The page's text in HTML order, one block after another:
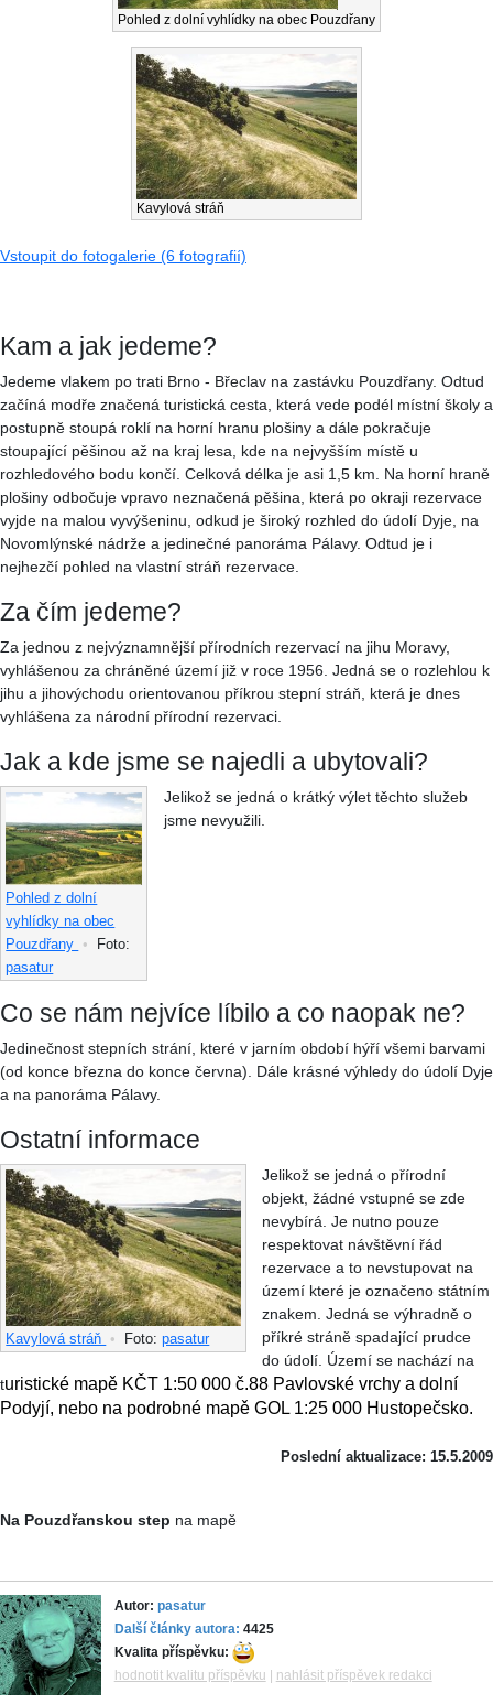
Pohled z dolní vyhlídky na obec Pouzdřany
Kavylová stráň
Vstoupit do fotogalerie (6 fotografií)
Kam a jak jedeme?
Jedeme vlakem po trati Brno - Břeclav na zastávku Pouzdřany. Odtud
začíná modře značená turistická cesta, která vede podél místní školy a
postupně stoupá roklí na horní hranu plošiny a dále pokračuje
stoupající pěšinou až na kraj lesa, kde na nejvyšším místě u
rozhledového bodu končí. Celková délka je asi 1,5 km. Na horní hraně
plošiny odbočuje vpravo neznačená pěšina, která po okraji rezervace
vyjde na malou vyvýšeninu, odkud je široký rozhled do údolí Dyje, na
Novomlýnské nádrže a jedinečné panoráma Pálavy. Odtud je i
nejhezčí pohled na vlastní stráň rezervace.
Za čím jedeme?
Za jednou z nejvýznamnější přírodních rezervací na jihu Moravy,
vyhlášenou za chráněné území již v roce 1956. Jedná se o rozlehlou k
jihu a jihovýchodu orientovanou příkrou stepní stráň, která je dnes
vyhlášena za národní přírodní rezervaci.
Jak a kde jsme se najedli a ubytovali?
Pohled z dolní
vyhlídky na obec
Pouzdřany •
Foto:
pasatur
Jelikož se jedná o krátký výlet těchto služeb
jsme nevyužili.
Co se nám nejvíce líbilo a co naopak ne?
Jedinečnost stepních strání, které v jarním období hýří všemi barvami
(od konce března do konce června). Dále krásné výhledy do údolí Dyje
a na panoráma Pálavy.
Ostatní informace
Kavylová stráň • Foto:pasatur
Jelikož se jedná o přírodní
objekt, žádné vstupné se zde
nevybírá. Je nutno pouze
respektovat návštěvní řád
rezervace a to nevstupovat na
území které je označeno státním
znakem. Jedná se výhradně o
příkré stráně spadající prudce
do údolí. Území se nachází na
turistické mapě KČT 1:50 000 č.88 Pavlovské vrchy a dolní
Podyjí, nebo na podrobné mapě GOL 1:25 000 Hustopečsko.
Poslední aktualizace: 15.5.2009
Na Pouzdřanskou step na mapě
Autor: pasatur
Další články autora: 4425
Kvalita příspěvku:
hodnotit kvalitu příspěvku
nahlásit příspěvek redakci